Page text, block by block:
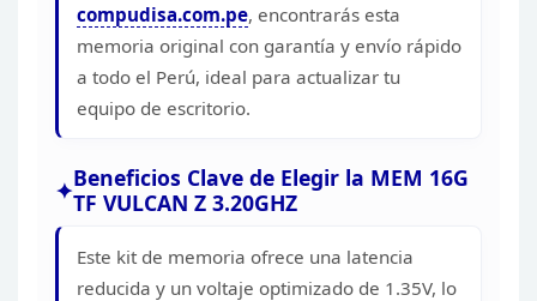
compudisa.com.pe, encontrarás esta
memoria original con garantía y envío rápido
a todo el Perú, ideal para actualizar tu
equipo de escritorio.
Beneficios Clave de Elegir la MEM 16G
TF VULCAN Z 3.20GHZ
Este kit de memoria ofrece una latencia
reducida y un voltaje optimizado de 1.35V, lo